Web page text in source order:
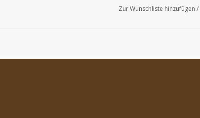
Zur Wunschliste hinzufügen /